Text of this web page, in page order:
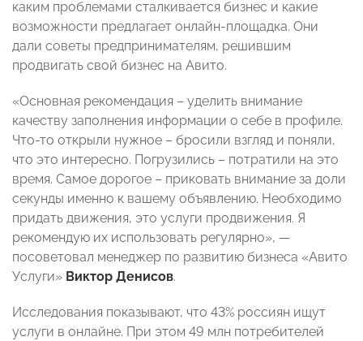
каким проблемами сталкивается бизнес и какие
возможности предлагает онлайн-площадка. Они
дали советы предпринимателям, решившим
продвигать свой бизнес на Авито.
«Основная рекомендация – уделить внимание
качеству заполнения информации о себе в профиле.
Что-то открыли нужное – бросили взгляд и поняли,
что это интересно. Погрузились – потратили на это
время. Самое дорогое – приковать внимание за доли
секунды именно к вашему объявлению. Необходимо
придать движения, это услуги продвижения. Я
рекомендую их использовать регулярно», —
посоветовал менеджер по развитию бизнеса «Авито
Услуги» Виктор Денисов.
Исследования показывают, что 43% россиян ищут
услуги в онлайне. При этом 49 млн потребителей